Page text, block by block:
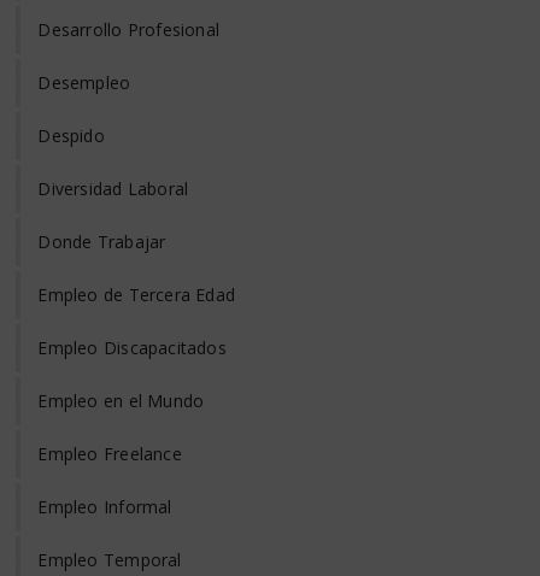
Desarrollo Profesional
Desempleo
Despido
Diversidad Laboral
Donde Trabajar
Empleo de Tercera Edad
Empleo Discapacitados
Empleo en el Mundo
Empleo Freelance
Empleo Informal
Empleo Temporal